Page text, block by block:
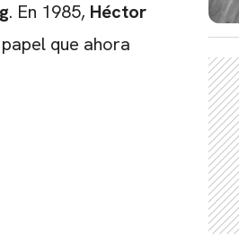
. En 1985, Héctor
que ahora